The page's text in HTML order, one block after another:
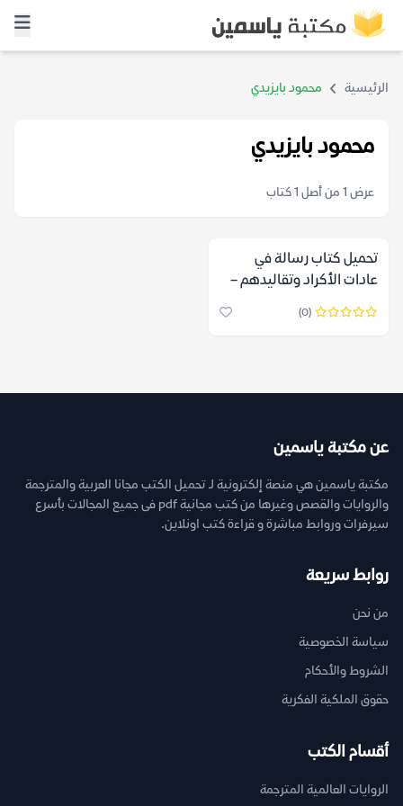
الرئيسية محمود بايزيدي
محمود بايزيدي
عرض 1 من أصل 1 كتاب
تحميل كتاب رسالة في
عادات الأكراد وتقاليدهم –
محمود بايزيدي
(0)
عن مكتبة ياسمين
مكتبة ياسمين هي منصة إلكترونية لـ تحميل الكتب مجانا العربية والمترجمة
والروايات والقصص وغيرها من كتب مجانية pdf فى جميع المجالات بأسرع
سيرفرات وروابط مباشرة و قراءة كتب اونلاين.
روابط سريعة
من نحن
سياسة الخصوصية
الشروط والأحكام
حقوق الملكية الفكرية
أقسام الكتب
الروايات العالمية المترجمة